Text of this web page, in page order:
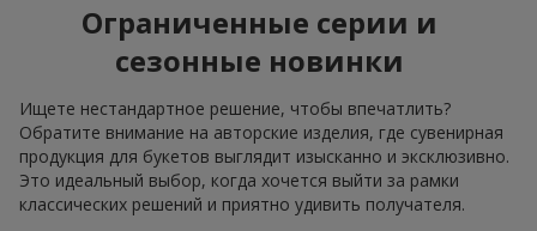
Ограниченные серии и
сезонные новинки
Ищете нестандартное решение, чтобы впечатлить?
Обратите внимание на авторские изделия, где сувенирная
продукция для букетов выглядит изысканно и эксклюзивно.
Это идеальный выбор, когда хочется выйти за рамки
классических решений и приятно удивить получателя.